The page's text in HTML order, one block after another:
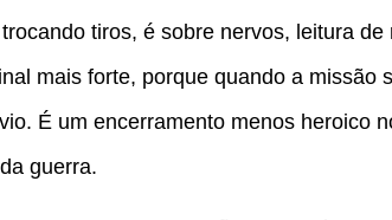
tiros, é sobre nervos, leitura
mais forte, porque quando a missão
É um encerramento menos heroico
guerra.